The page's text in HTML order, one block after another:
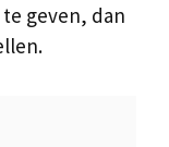
geven, dan